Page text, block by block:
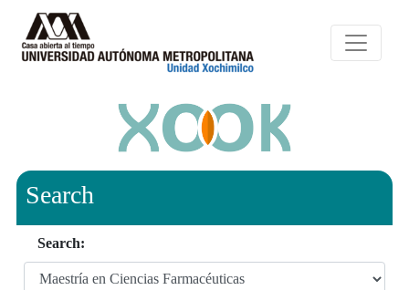
Search
Search: